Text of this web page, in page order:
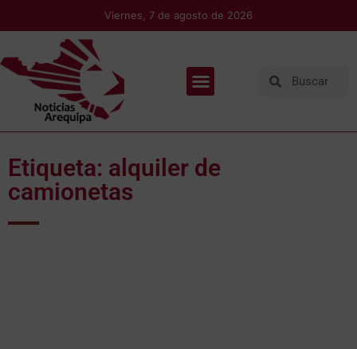
Viernes, 7 de agosto de 2026
Etiqueta: alquiler de
camionetas